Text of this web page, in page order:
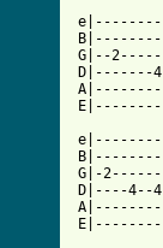
G|--
D|-------
G|-
D|----